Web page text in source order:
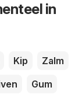
in
Kip
Zalm
Gum